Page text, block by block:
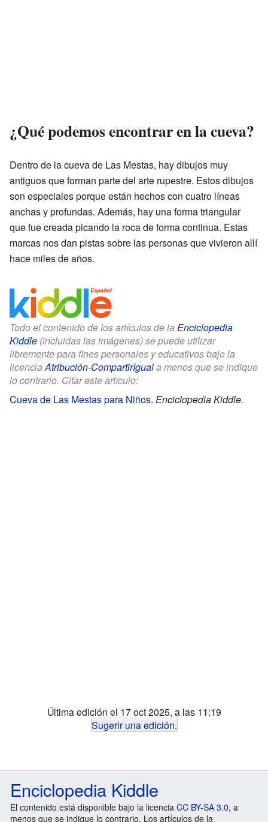
¿Qué podemos encontrar en la cueva?
Dentro de la cueva de Las Mestas, hay dibujos muy
antiguos que forman parte del arte rupestre. Estos dibujos
son especiales porque están hechos con cuatro líneas
anchas y profundas. Además, hay una forma triangular
que fue creada picando la roca de forma continua. Estas
marcas nos dan pistas sobre las personas que vivieron allí
hace miles de años.
Todo el contenido de los artículos de la Enciclopedia
Kiddle (incluidas las imágenes) se puede utilizar
libremente para fines personales y educativos bajo la
licenciaAtribución-CompartirIguala menos que se indique
lo contrario. Citar este artículo:
Cueva de Las Mestas para Niños. Enciclopedia Kiddle.
Última edición el 17 oct 2025, a las 11:19
Sugerir una edición.
Enciclopedia Kiddle
El contenido está disponible bajo la licencia CC BY-SA 3.0, a
menos que se indique lo contrario. Los artículos de la